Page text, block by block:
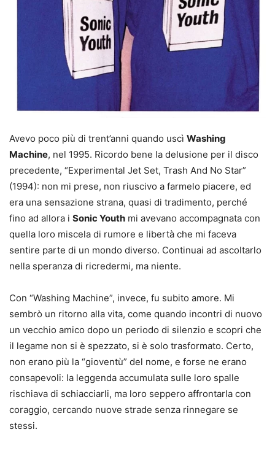
Avevo poco più di trent’anni quando uscì Washing
Machine, nel 1995. Ricordo bene la delusione per il disco
precedente, “Experimental Jet Set, Trash And No Star”
(1994): non mi prese, non riuscivo a farmelo piacere, ed
era una sensazione strana, quasi di tradimento, perché
fino ad allora i Sonic Youth mi avevano accompagnata con
quella loro miscela di rumore e libertà che mi faceva
sentire parte di un mondo diverso. Continuai ad ascoltarlo
nella speranza di ricredermi, ma niente.
Con “Washing Machine”, invece, fu subito amore. Mi
sembrò un ritorno alla vita, come quando incontri di nuovo
un vecchio amico dopo un periodo di silenzio e scopri che
il legame non si è spezzato, si è solo trasformato. Certo,
non erano più la “gioventù” del nome, e forse ne erano
consapevoli: la leggenda accumulata sulle loro spalle
rischiava di schiacciarli, ma loro seppero affrontarla con
coraggio, cercando nuove strade senza rinnegare se
stessi.